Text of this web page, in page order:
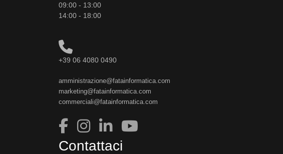
09:00 - 13:00
14:00 - 18:00
+39 06 4080 0490
amministrazione@fatainformatica.com
marketing@fatainformatica.com
commerciali@fatainformatica.com
Contattaci